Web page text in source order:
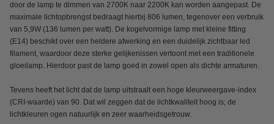
door de lamp te dimmen van 2700K naar 2200K kan worden aangepast. De
maximale lichtopbrengst bedraagt hierbij 806 lumen, tegenover een verbruik
van 5,9W (136 lumen per watt). De kogelvormige lamp met kleine fitting
(E14) beschikt over een heldere afwerking en een duidelijk zichtbaar led
filament, waardoor deze sterke gelijkenissen vertoont met een traditionele
gloeilamp. Hierdoor past de lamp goed in zowel open als dichte armaturen.
Tevens heeft het licht dat de lamp uitstraalt een hoge kleurweergave-index
(CRI-waarde) van 90. Dat wil zeggen dat de lichtkwaliteit hoog is; de
lichtkleuren ogen natuurlijk en zeer waarheidsgetrouw.